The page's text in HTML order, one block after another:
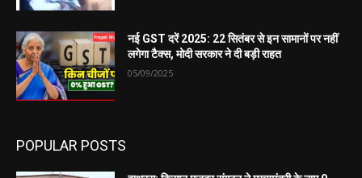
नई GST दरें 2025: 22 सितंबर से इन सामानों पर नहीं
लगेगा टैक्स, मोदी सरकार ने दी बड़ी राहत
05/09/2025
POPULAR POSTS